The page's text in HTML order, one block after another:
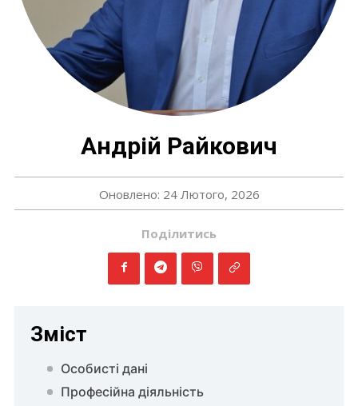
Андрій Райкович
Оновлено: 24 Лютого, 2026
Поділитись
Зміст
Особисті дані
Професійна діяльність